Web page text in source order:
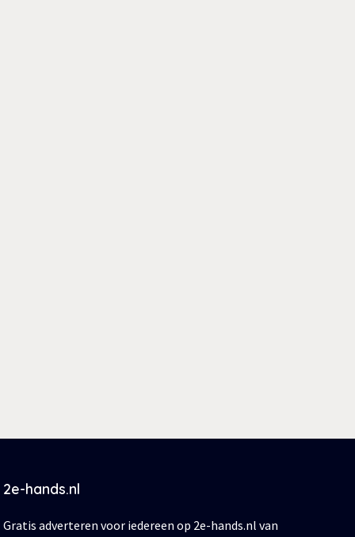
2e-hands.nl
Gratis adverteren voor iedereen op 2e-hands.nl van